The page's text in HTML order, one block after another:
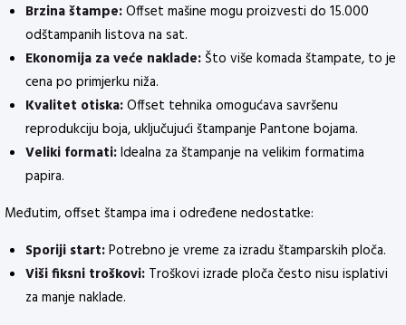
Brzina štampe:Offset mašine mogu proizvesti do 15.000
odštampanih listova na sat.
Ekonomija za veće naklade:Što više komada štampate, to je
cena po primjerku niža.
Kvalitet otiska:Offset tehnika omogućava savršenu
reprodukciju boja, uključujući štampanje Pantone bojama.
Veliki formati:Idealna za štampanje na velikim formatima
papira.
Međutim, offset štampa ima i određene nedostatke:
Sporiji start:Potrebno je vreme za izradu štamparskih ploča.
Viši fiksni troškovi:Troškovi izrade ploča često nisu isplativi
za manje naklade.